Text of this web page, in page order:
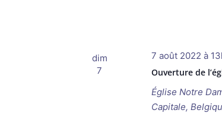
dim
7
Ouverture de
7 août 2022 à
Église Notre
Capitale,